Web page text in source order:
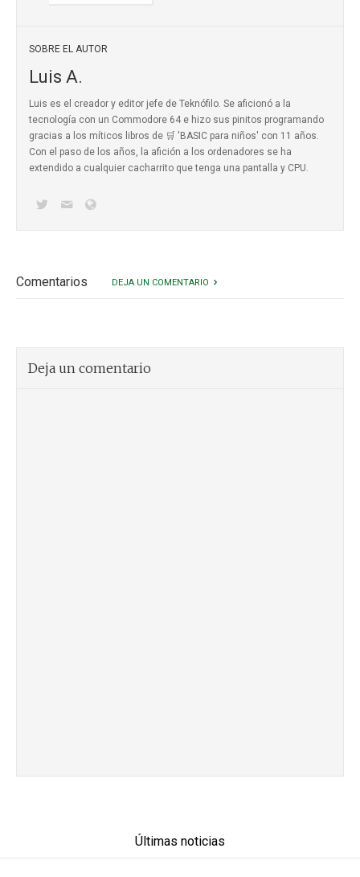
SOBRE EL AUTOR
Luis A.
Luis es el creador y editor jefe de Teknófilo. Se aficionó a la
tecnología con un Commodore 64 e hizo sus pinitos programando
gracias a los míticos libros de 🛒 'BASIC para niños' con 11 años.
Con el paso de los años, la afición a los ordenadores se ha
extendido a cualquier cacharrito que tenga una pantalla y CPU.
Comentarios DEJA UN COMENTARIO
Deja un comentario
Últimas noticias